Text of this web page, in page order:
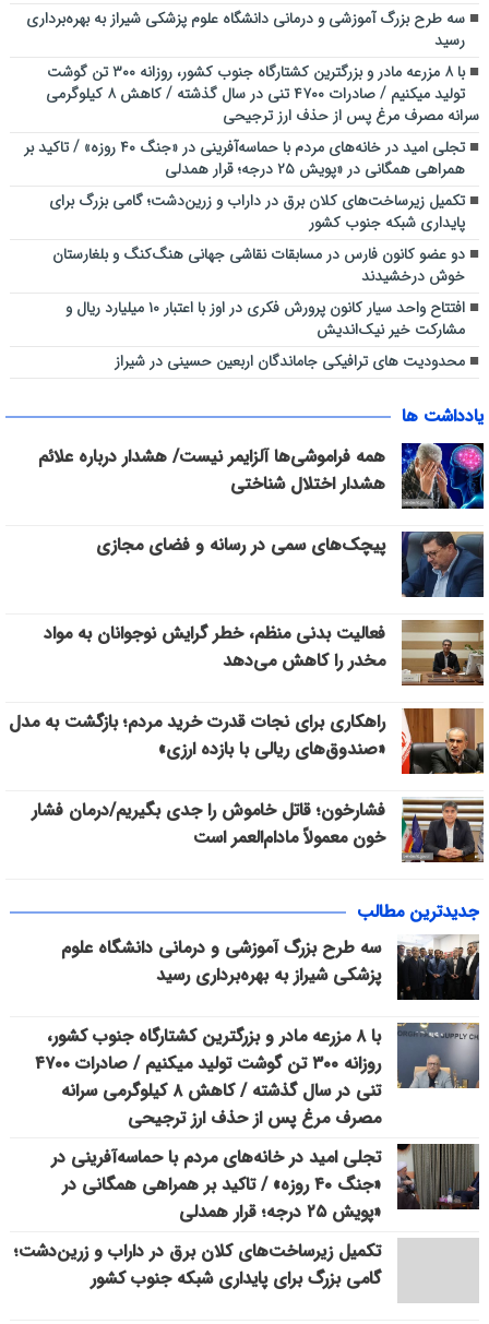
سه طرح بزرگ آموزشی و درمانی دانشگاه علوم پزشکی شیراز به بهره‌برداری
رسید
با ۸ مزرعه مادر و بزرگترین کشتارگاه جنوب کشور، روزانه ۳۰۰ تن گوشت
تولید میکنیم / صادرات ۴۷۰۰ تنی در سال گذشته / کاهش ۸ کیلوگرمی
سرانه مصرف مرغ پس از حذف ارز ترجیحی
تجلی امید در خانه‌های مردم با حماسه‌آفرینی در «جنگ ۴۰ روزه» / تاکید بر
همراهی همگانی در «پویش ۲۵ درجه؛ قرار همدلی
تکمیل زیرساخت‌های کلان برق در داراب و زرین‌دشت؛ گامی بزرگ برای
پایداری شبکه جنوب کشور
دو عضو کانون فارس در مسابقات نقاشی جهانی هنگ‌کنگ و بلغارستان
خوش درخشیدند
افتتاح واحد سیار کانون پرورش فکری در اوز با اعتبار ۱۰ میلیارد ریال و
مشارکت خیر نیک‌اندیش
محدودیت های ترافیکی جاماندگان اربعین حسینی در شیراز
یادداشت ها
همه فراموشی‌ها آلزایمر نیست/ هشدار درباره علائم
هشدار اختلال شناختی
پیچک‌های سمی در رسانه و فضای مجازی
فعالیت بدنی منظم، خطر گرایش نوجوانان به مواد
مخدر را کاهش می‌دهد
راهکاری برای نجات قدرت خرید مردم؛ بازگشت به مدل
«صندوق‌های ریالی با بازده ارزی»
فشارخون؛ قاتل خاموش را جدی بگیریم/درمان فشار
خون معمولاً مادام‌العمر است
جدیدترین مطالب
سه طرح بزرگ آموزشی و درمانی دانشگاه علوم
پزشکی شیراز به بهره‌برداری رسید
با ۸ مزرعه مادر و بزرگترین کشتارگاه جنوب کشور،
روزانه ۳۰۰ تن گوشت تولید میکنیم / صادرات ۴۷۰۰
تنی در سال گذشته / کاهش ۸ کیلوگرمی سرانه
مصرف مرغ پس از حذف ارز ترجیحی
تجلی امید در خانه‌های مردم با حماسه‌آفرینی در
«جنگ ۴۰ روزه» / تاکید بر همراهی همگانی در
«پویش ۲۵ درجه؛ قرار همدلی
تکمیل زیرساخت‌های کلان برق در داراب و زرین‌دشت؛
گامی بزرگ برای پایداری شبکه جنوب کشور